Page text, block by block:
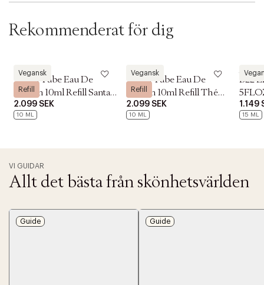
Rekommenderat för dig
Vegansk
Refill
Le Labo
Travel Tube Eau De
Parfum 10ml Refill Santal
33
2.099 SEK
10 ML
Vegansk
Refill
Le Labo
Travel Tube Eau De
Parfum 10ml Refill Thé
Noir 29
2.099 SEK
10 ML
Le Labo
B22
1.149
15 ML
VI GUIDAR
Allt det bästa från skönhetsvärlden
Guide Guide